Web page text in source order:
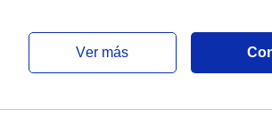
ver más